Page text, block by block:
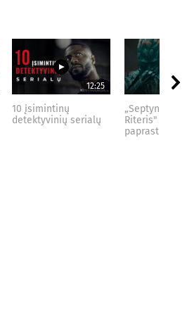
12:25
10 įsimintinų
detektyvinių serialų
„Septynių
Riteris" – kai
paprastumas